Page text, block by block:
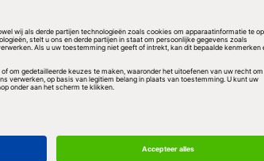
kwaliteitsdivisie van Sogeti,
Petra Koenders, de voorzitter van de
het eerst is gehouden in Spant! in
uitgebracht in 7 verschillende talen,